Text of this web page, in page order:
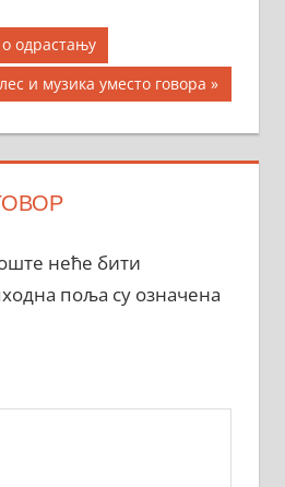
одрастању
и музика уместо говора
неће бити
поља су означена